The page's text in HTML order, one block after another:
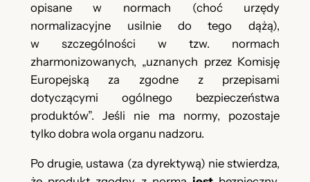
opisane w normach (choć urzędy
normalizacyjne usilnie do tego dążą),
w szczególności w tzw. normach
zharmonizowanych, „uznanych przez Komisję
Europejską za zgodne z przepisami
dotyczącymi ogólnego bezpieczeństwa
produktów”. Jeśli nie ma normy, pozostaje
tylko dobra wola organu nadzoru.
Po drugie, ustawa (za dyrektywą) nie stwierdza,